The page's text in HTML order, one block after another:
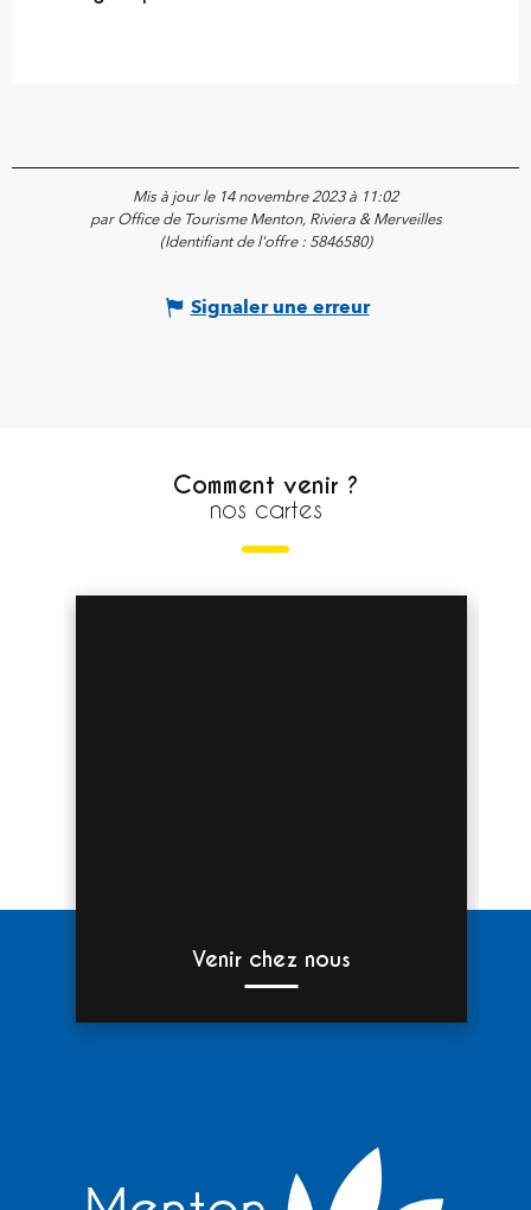
Mis à jour le 14 novembre 2023 à 11:02
par Office de Tourisme Menton, Riviera & Merveilles
(Identifiant de l'offre : 5846580)
Signaler une erreur
Comment venir ?
nos cartes
Venir chez nous